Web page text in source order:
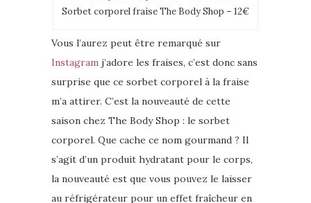
Sorbet corporel fraise The Body Shop – 12€
Vous l’aurez peut être remarqué sur
Instagram j’adore les fraises, c’est donc sans
surprise que ce sorbet corporel à la fraise
m’a attirer. C’est la nouveauté de cette
saison chez The Body Shop : le sorbet
corporel. Que cache ce nom gourmand ? Il
s’agit d’un produit hydratant pour le corps,
la nouveauté est que vous pouvez le laisser
au réfrigérateur pour un effet fraîcheur en